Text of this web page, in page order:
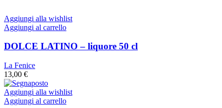
Aggiungi alla wishlist
Aggiungi al carrello
DOLCE LATINO – liquore 50 cl
La Fenice
13,00 €
Aggiungi alla wishlist
Aggiungi al carrello